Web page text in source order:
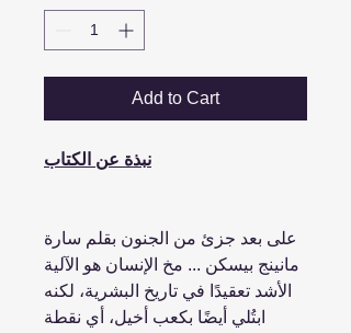
Add to Cart
نبذة عن الكتاب
على بعد جزئ من الجنون بقلم سارة
مانينج بيسكن ... مخ الإنسان هو الآلية
الأشد تعقيدًا في تاريخ البشرية، لكنه
ابتُلي أيضًا بكعب أخيل، أي نقطة